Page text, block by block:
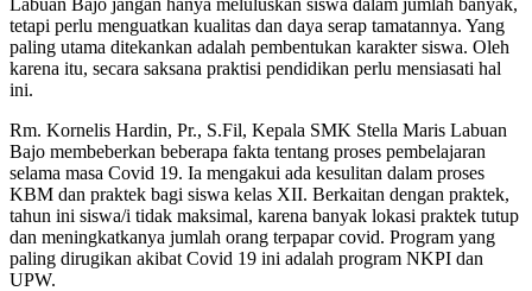
tetapi perlu menguatkan kualitas dan daya serap tamatannya. Yang
paling utama ditekankan adalah pembentukan karakter siswa. Oleh
karena itu, secara saksana praktisi pendidikan perlu mensiasati hal
ini.
Rm. Kornelis Hardin, Pr., S.Fil, Kepala SMK Stella Maris Labuan
Bajo membeberkan beberapa fakta tentang proses pembelajaran
selama masa Covid 19. Ia mengakui ada kesulitan dalam proses
KBM dan praktek bagi siswa kelas XII. Berkaitan dengan praktek,
tahun ini siswa/i tidak maksimal, karena banyak lokasi praktek tutup
dan meningkatkanya jumlah orang terpapar covid. Program yang
paling dirugikan akibat Covid 19 ini adalah program NKPI dan
UPW.